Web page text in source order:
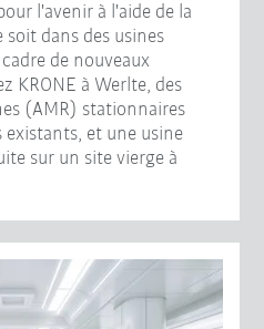
l'avenir à l'aide de la
dans des usines
de nouveaux
KRONE à Werlte, des
(AMR) stationnaires
et une usine
sur un site vierge à